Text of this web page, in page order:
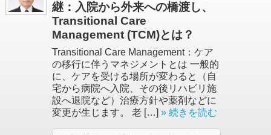
継：入院から外来への橋渡し、
Transitional Care
Management (TCM)とは？
Transitional Care Management：ケア
の移行に伴うマネジメントとは 一般的
に、ケアを受ける場所が変わると（自
宅から病院へ入院、その後リハビリ施
設へ退院など）治療方針や薬剤などに
変更が生じます。 老 […] » 続きを読む